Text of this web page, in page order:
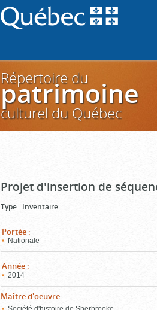
Répertoire du
patrimoine
culturel du Québec
Projet d'insertion de
Type : Inventaire
Portée :
Nationale
Année :
2014
Maître d'oeuvre :